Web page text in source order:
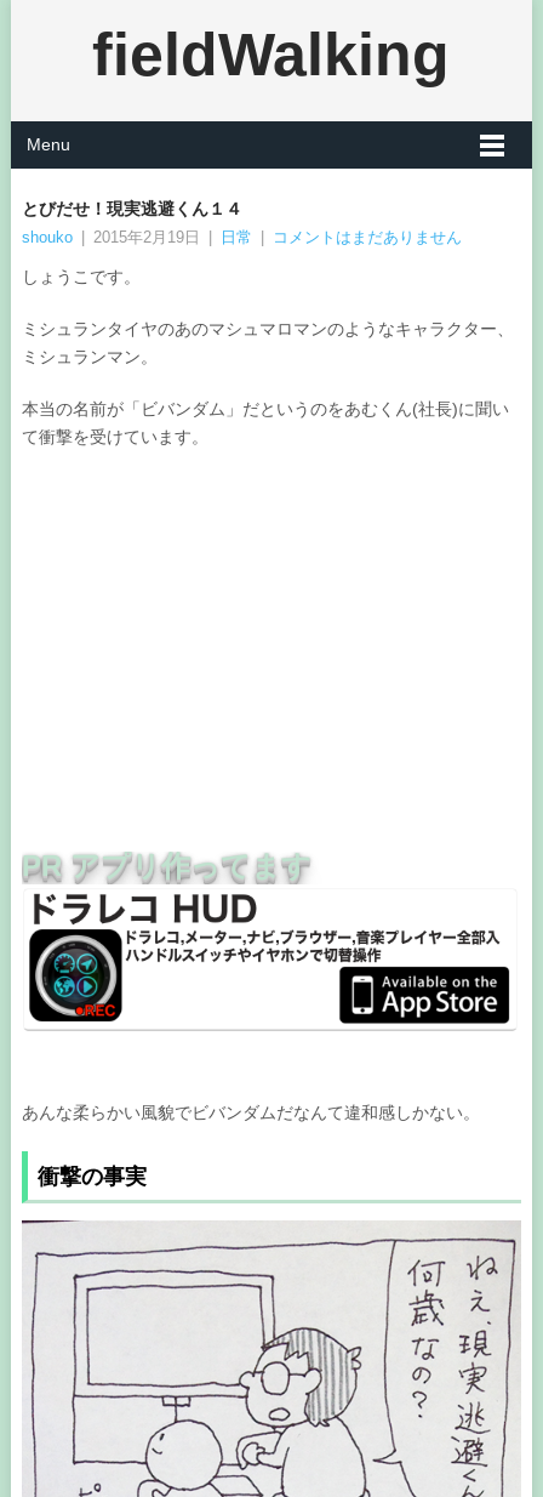
fieldWalking
Menu
とびだせ！現実逃避くん１４
shouko 2015年2月19日 日常 コメントはまだありません
しょうこです。
ミシュランタイヤのあのマシュマロマンのようなキャラクター、
ミシュランマン。
本当の名前が「ビバンダム」だというのをあむくん(社長)に聞い
て衝撃を受けています。
PR アプリ作ってます
あんな柔らかい風貌でビバンダムだなんて違和感しかない。
衝撃の事実